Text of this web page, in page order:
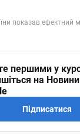
першими у
на
Підписатися